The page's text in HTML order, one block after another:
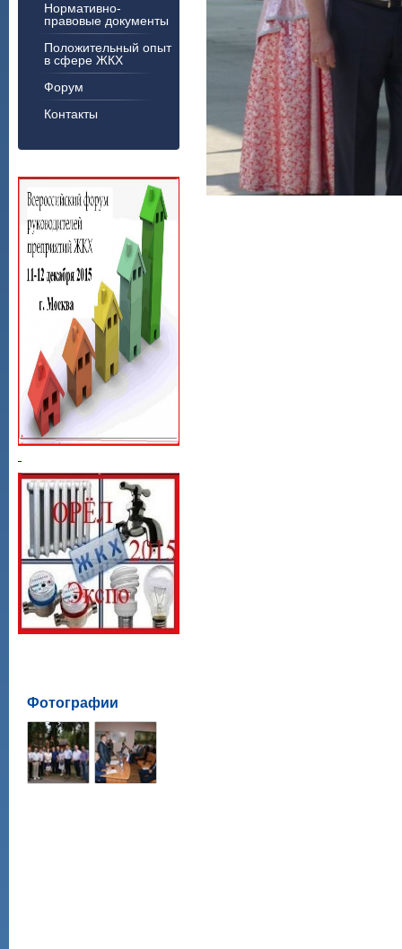
Нормативно-
правовые документы
Положительный опыт
в сфере ЖКХ
Форум
Контакты
Фотографии